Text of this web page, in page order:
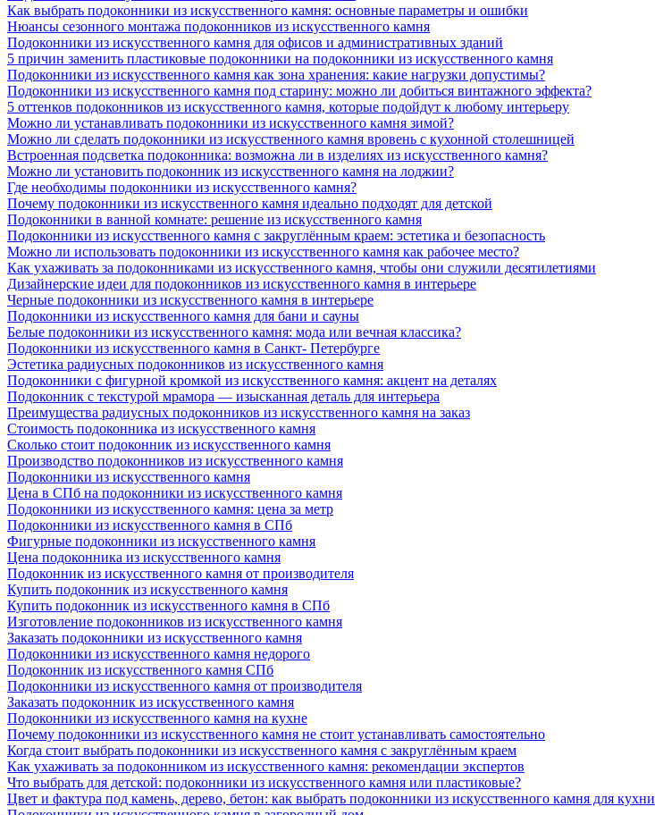
Как выбрать подоконники из искусственного камня: основные параметры и ошибки
Нюансы сезонного монтажа подоконников из искусственного камня
Подоконники из искусственного камня для офисов и административных зданий
5 причин заменить пластиковые подоконники на подоконники из искусственного камня
Подоконники из искусственного камня как зона хранения: какие нагрузки допустимы?
Подоконники из искусственного камня под старину: можно ли добиться винтажного эффекта?
5 оттенков подоконников из искусственного камня, которые подойдут к любому интерьеру
Можно ли устанавливать подоконники из искусственного камня зимой?
Можно ли сделать подоконники из искусственного камня вровень с кухонной столешницей
Встроенная подсветка подоконника: возможна ли в изделиях из искусственного камня?
Можно ли установить подоконник из искусственного камня на лоджии?
Где необходимы подоконники из искусственного камня?
Почему подоконники из искусственного камня идеально подходят для детской
Подоконники в ванной комнате: решение из искусственного камня
Подоконники из искусственного камня с закруглённым краем: эстетика и безопасность
Можно ли использовать подоконники из искусственного камня как рабочее место?
Как ухаживать за подоконниками из искусственного камня, чтобы они служили десятилетиями
Дизайнерские идеи для подоконников из искусственного камня в интерьере
Черные подоконники из искусственного камня в интерьере
Подоконники из искусственного камня для бани и сауны
Белые подоконники из искусственного камня: мода или вечная классика?
Подоконники из искусственного камня в Санкт- Петербурге
Эстетика радиусных подоконников из искусственного камня
Подоконники с фигурной кромкой из искусственного камня: акцент на деталях
Подоконник с текстурой мрамора — изысканная деталь для интерьера
Преимущества радиусных подоконников из искусственного камня на заказ
Стоимость подоконника из искусственного камня
Сколько стоит подоконник из искусственного камня
Производство подоконников из искусственного камня
Подоконники из искусственного камня
Цена в СПб на подоконники из искусственного камня
Подоконники из искусственного камня: цена за метр
Подоконники из искусственного камня в СПб
Фигурные подоконники из искусственного камня
Цена подоконника из искусственного камня
Подоконник из искусственного камня от производителя
Купить подоконник из искусственного камня
Купить подоконник из искусственного камня в СПб
Изготовление подоконников из искусственного камня
Заказать подоконники из искусственного камня
Подоконники из искусственного камня недорого
Подоконник из искусственного камня СПб
Подоконники из искусственного камня от производителя
Заказать подоконник из искусственного камня
Подоконники из искусственного камня на кухне
Почему подоконники из искусственного камня не стоит устанавливать самостоятельно
Когда стоит выбрать подоконники из искусственного камня с закруглённым краем
Как ухаживать за подоконником из искусственного камня: рекомендации экспертов
Что выбрать для детской: подоконники из искусственного камня или пластиковые?
Цвет и фактура под камень, дерево, бетон: как выбрать подоконники из искусственного камня для кухни